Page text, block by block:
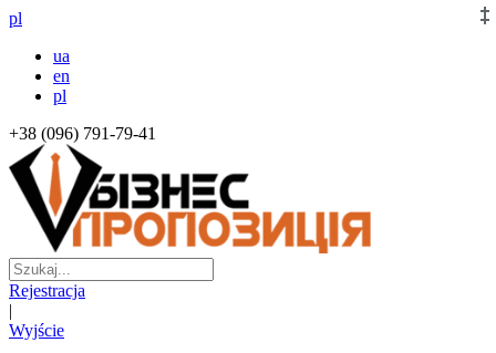
pl
ua
en
pl
+38 (096) 791-79-41
Rejestracja
|
Wyjście